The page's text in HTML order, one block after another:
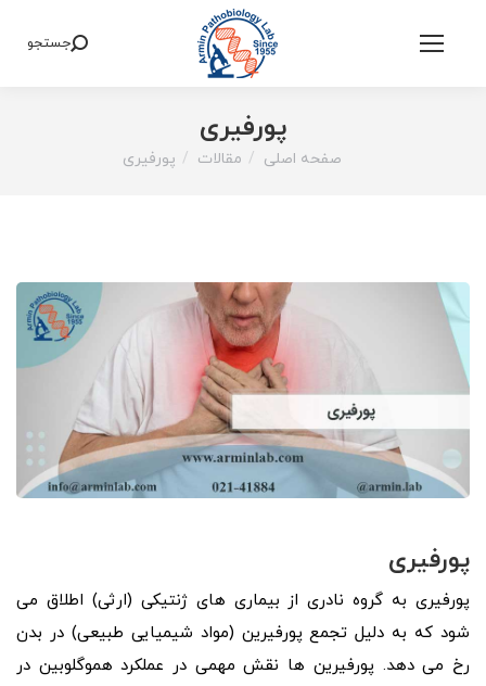
Search:
جستجو
پورفیری
You are here:
صفحه اصلی مقالات پورفیری
پورفیری
پورفیری به گروه نادری از بیماری های ژنتیکی (ارثی) اطلاق می
شود که به دلیل تجمع پورفیرین (مواد شیمیایی طبیعی) در بدن
رخ می دهد. پورفیرین ها نقش مهمی در عملکرد هموگلوبین در